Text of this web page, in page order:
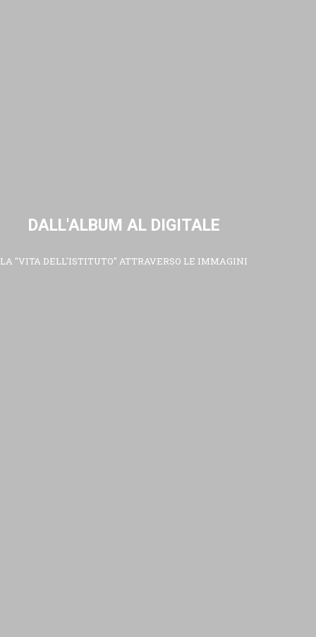
DALL'ALBUM AL DIGITALE
LA "VITA DELL'ISTITUTO" ATTRAVERSO LE IMMAGINI